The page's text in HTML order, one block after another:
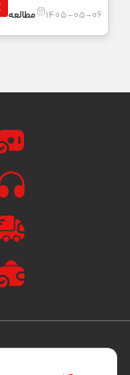
1405-05-06 مطالعه